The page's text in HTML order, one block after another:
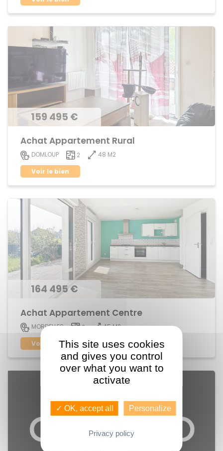
159 495 €
Achat Appartement Rural
DOMLOUP 2
48 M2
Voir le bien
164 495 €
Achat Appartement Centre
MORDELLES 2
45 M2
Voir le bienThis site uses cookies
and gives you control
over what you want to
activate
✓ OK, accept all Personalize
Privacy policy